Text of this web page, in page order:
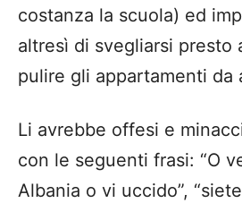
costanza la scuola) ed
altresì di svegliarsi presto
pulire gli appartamenti da
Li avrebbe offesi e
con le seguenti frasi: “O
Albania o vi uccido”,